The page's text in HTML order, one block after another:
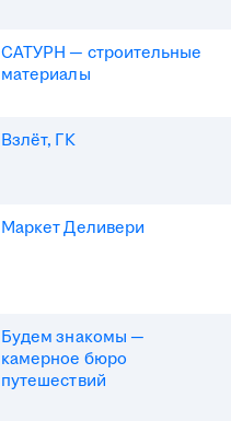
САТУРН — строительные
материалы
Взлёт, ГК
Маркет Деливери
Будем знакомы —
камерное бюро
путешествий